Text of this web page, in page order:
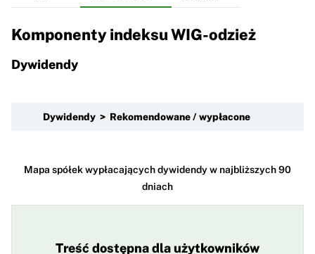
Komponenty indeksuWIG-odzież
Dywidendy
Dywidendy > Rekomendowane / wypłacone
Mapa spółek wypłacających dywidendy w najbliższych 90
dniach
Treść dostępna dla użytkowników